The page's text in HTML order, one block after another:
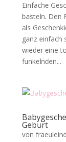
Einfache
basteln. Den
als
ganz einfach
wieder eine
funkelnden...
Geburt
von